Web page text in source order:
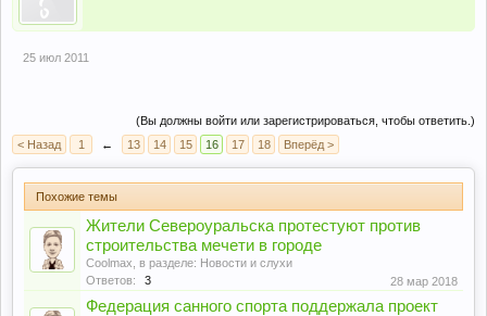
25 июл 2011
(Вы должны войти или зарегистрироваться, чтобы ответить.)
< Назад
1 ← 13 14 15 16 17 18 Вперёд >
Похожие темы
Жители Североуральска протестуют против
строительства мечети в городе
Coolmax , в разделе: Новости и слухи
Ответов:
3 28 мар 2018
Федерация санного спорта поддержала проект